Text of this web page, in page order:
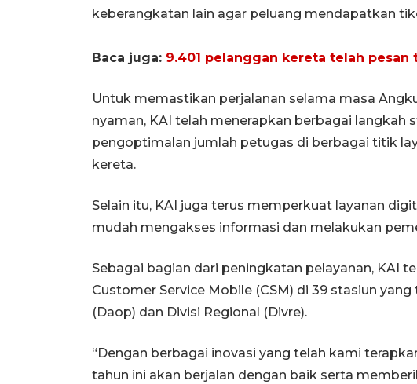
keberangkatan lain agar peluang mendapatkan
Baca juga: 9.401 pelanggan kereta telah
Untuk memastikan perjalanan selama masa
nyaman, KAI telah menerapkan berbagai langkah
pengoptimalan jumlah petugas di berbagai titik
kereta.
Selain itu, KAI juga terus memperkuat layanan
mudah mengakses informasi dan melakukan
Sebagai bagian dari peningkatan pelayanan, KAI
Customer Service Mobile (CSM) di 39 stasiun
(Daop) dan Divisi Regional (Divre).
“Dengan berbagai inovasi yang telah kami
tahun ini akan berjalan dengan baik serta